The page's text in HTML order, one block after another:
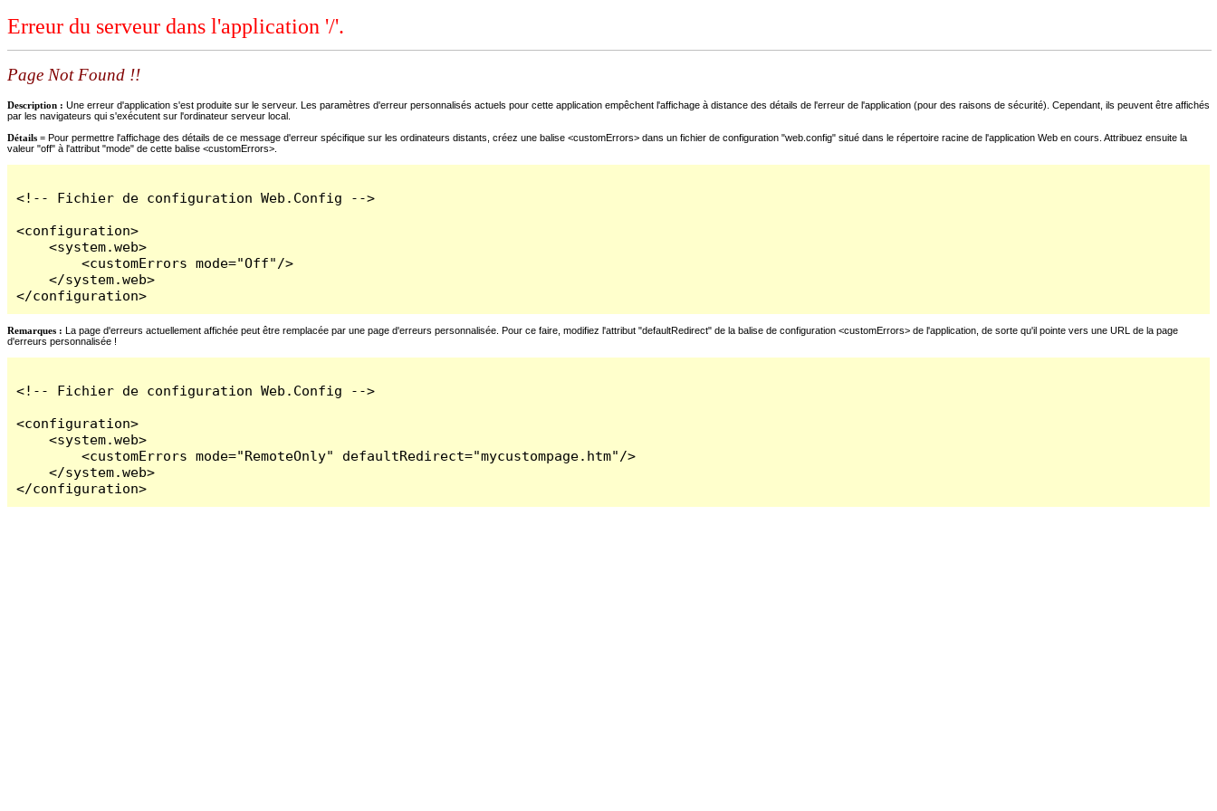
Erreur du serveur dans l'application '/'.
Page Not Found !!
Description : Une erreur d'application s'est produite sur le serveur. Les paramètres d'erreur personnalisés actuels pour cette application empêchent l'affichage à distance des détails de l'erreur de l'application (pour des raisons de sécurité). Cependant, ils peuvent être affichés
par les navigateurs qui s'exécutent sur l'ordinateur serveur local.
Détails = Pour permettre l'affichage des détails de ce message d'erreur spécifique sur les ordinateurs distants, créez une balise <customErrors> dans un fichier de configuration "web.config" situé dans le répertoire racine de l'application Web en cours. Attribuez ensuite la
valeur "off" à l'attribut "mode" de cette balise <customErrors>.
<!-- Fichier de configuration Web.Config -->
<configuration>
    <system.web>
        <customErrors mode="Off"/>
    </system.web>
</configuration>
Remarques : La page d'erreurs actuellement affichée peut être remplacée par une page d'erreurs personnalisée. Pour ce faire, modifiez l'attribut "defaultRedirect" de la balise de configuration <customErrors> de l'application, de sorte qu'il pointe vers une URL de la page
d'erreurs personnalisée !
<!-- Fichier de configuration Web.Config -->
<configuration>
    <system.web>
        <customErrors mode="RemoteOnly" defaultRedirect="mycustompage.htm"/>
    </system.web>
</configuration>